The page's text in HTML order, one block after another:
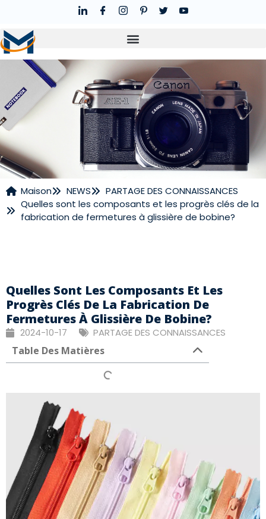
NOUVELLES
Maison NEWS
PARTAGE DES CONNAISSANCES
Quelles sont les composants et les progrès clés de la
fabrication de fermetures à glissière de bobine?
Quelles Sont Les Composants Et Les
Progrès Clés De La Fabrication De
Fermetures À Glissière De Bobine?
2024-10-17 PARTAGE DES CONNAISSANCES
Table Des Matières